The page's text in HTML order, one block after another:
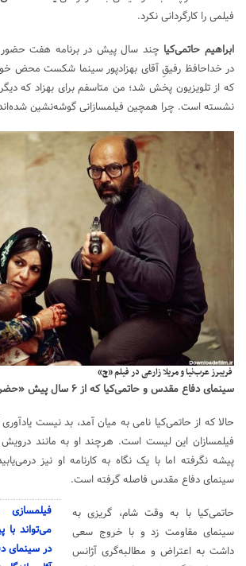
فیلمی را کارگردانی نکرد.
ابراهیم حاتمی‌کیا چند سال پیش در برنامه هفتحضور
در خداحافظ رفیقِآقای بهزادپور سینما شکست محض
که از تلویزیون پخش شد؛ من متاسفم برای بهزاد که
نشسته است. چرا همچین فیلمسازانی گوشه‌نشین
فریبرز عرب‌نیا و مریلا زارعی در فیلم «چ»
سینمای دفاع مقدس و حاتمی‌کیا که از ۶ سال پیش «حضرت موسی» می‌سازد
حالا که از حاتمی‌کیا نامی به میان آمد، بد نیست
فیلمسازان این لیست است. هرچند او به مانند درویش
پیشه نگرفته اما با یک نگاه به کارنامه او نیز
سینمای دفاع مقدس فاصله گرفته است.
می‌تواند
در سینمای
حاتمی‌کیا با به وقت شام، گریزی به
سینمای مقاومت زد و با خروج سعی
داشت به اعتراض و مطالبه‌گری آژانس